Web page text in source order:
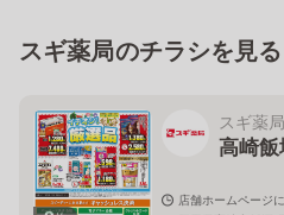
スギ薬局のチラシを見る
スギ薬局
高崎飯
店舗ホームページ